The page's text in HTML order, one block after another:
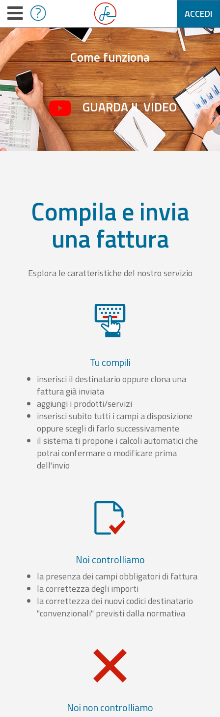
ACCEDI
Come funziona
GUARDA IL VIDEO
Compila e invia
una fattura
Esplora le caratteristiche del nostro servizio
Tu compili
inserisci il destinatario oppure clona una
fattura già inviata
aggiungi i prodotti/servizi
inserisci subito tutti i campi a disposizione
oppure scegli di farlo successivamente
il sistema ti propone i calcoli automatici che
potrai confermare o modificare prima
dell'invio
Noi controlliamo
la presenza dei campi obbligatori di fattura
la correttezza degli importi
la correttezza dei nuovi codici destinatario
"convenzionali" previsti dalla normativa
Noi non controlliamo